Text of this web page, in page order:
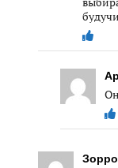
Зорро